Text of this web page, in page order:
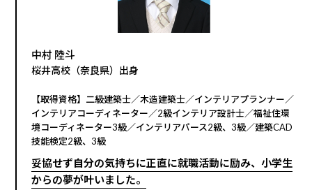
中村 陸斗
桜井高校（奈良県）出身
【取得資格】二級建築士／木造建築士／インテリアプランナー／
インテリアコーディネーター／2級インテリア設計士／福祉住環
境コーディネーター3級／インテリアパース2級、3級／建築CAD
技能検定2級、3級
妥協せず自分の気持ちに正直に就職活動に励み、小学生
からの夢が叶いました。